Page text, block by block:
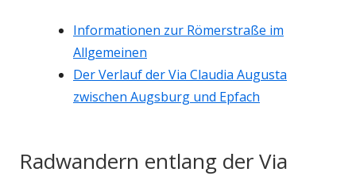
Informationen zur Römerstraße im
Allgemeinen
Der Verlauf der Via Claudia Augusta
zwischen Augsburg und Epfach
Radwandern entlang der Via